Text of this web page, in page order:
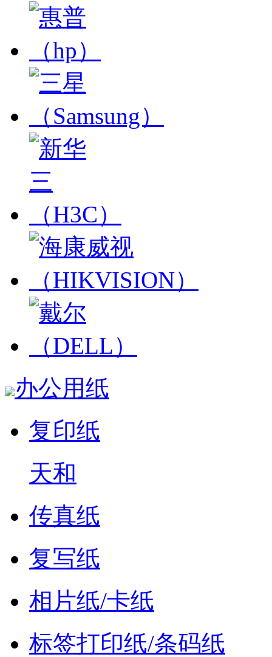
办公用纸
复印纸
天和
传真纸
复写纸
相片纸/卡纸
标签打印纸/条码纸